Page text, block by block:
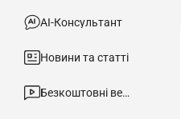
АІ-Консультант
Новини та статті
Безкоштовні вебінари